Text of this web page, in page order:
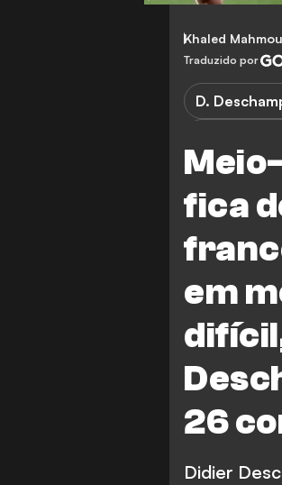
Khaled
Traduzido por
fica
em
26
D.
W. Zaire-
Didier